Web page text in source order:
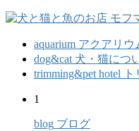
aquarium アクアリウ
dog&cat 犬・猫につ
trimming&pet hotel
1
blog ブログ